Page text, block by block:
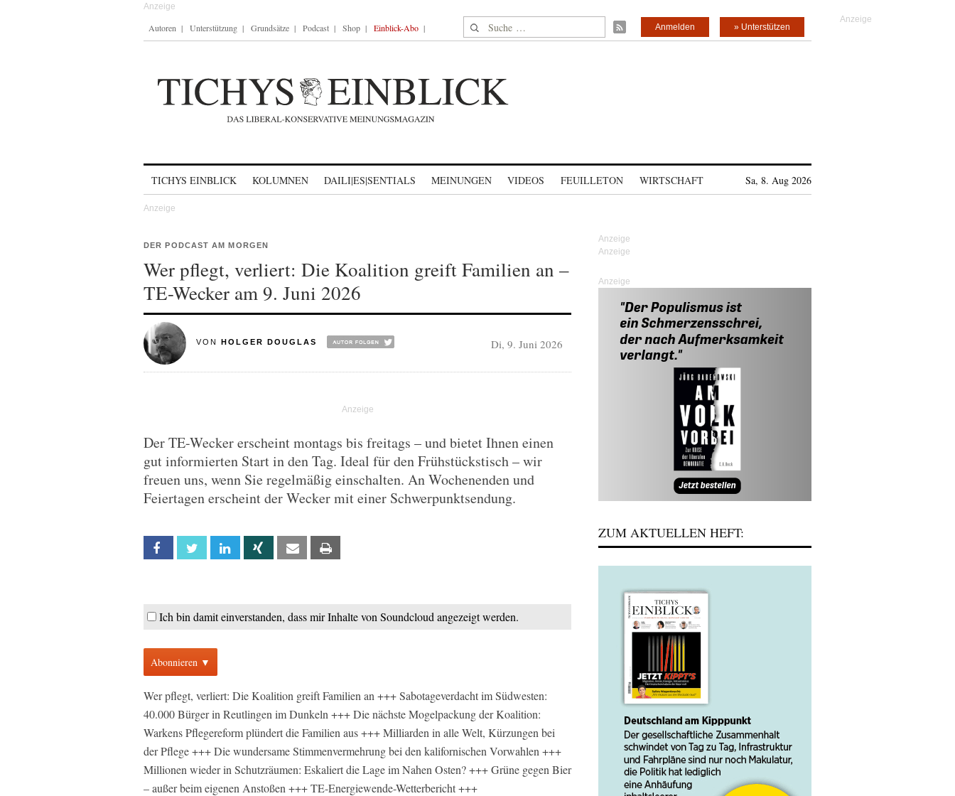
Autoren Unterstützung Grundsätze Podcast Shop Einblick-Abo Suche nach: » Unterstützen
Anmelden
TICHYS EINBLICK KOLUMNEN DAILI|ES|SENTIALS MEINUNGEN VIDEOS FEUILLETON WIRTSCHAFT Sa, 8. Aug 2026
DER PODCAST AM MORGEN
Wer pflegt, verliert: Die Koalition greift Familien an –
TE-Wecker am 9. Juni 2026
VON HOLGER DOUGLAS Di, 9. Juni 2026
Der TE-Wecker erscheint montags bis freitags – und bietet Ihnen einen
gut informierten Start in den Tag. Ideal für den Frühstückstisch – wir
freuen uns, wenn Sie regelmäßig einschalten. An Wochenenden und
Feiertagen erscheint der Wecker mit einer Schwerpunktsendung.
Facebook Twitter Linkedin Xing Email
Ich bin damit einverstanden, dass mir Inhalte von Soundcloud angezeigt werden.
Abonnieren ▼
Wer pflegt, verliert: Die Koalition greift Familien an +++ Sabotageverdacht im Südwesten:
40.000 Bürger in Reutlingen im Dunkeln +++ Die nächste Mogelpackung der Koalition:
Warkens Pflegereform plündert die Familien aus +++ Milliarden in alle Welt, Kürzungen bei
der Pflege +++ Die wundersame Stimmenvermehrung bei den kalifornischen Vorwahlen +++
Millionen wieder in Schutzräumen: Eskaliert die Lage im Nahen Osten? +++ Grüne gegen Bier
– außer beim eigenen Anstoßen +++ TE-Energiewende-Wetterbericht +++
Anzeige
ZUM AKTUELLEN HEFT: